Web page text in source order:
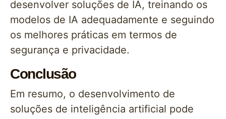
desenvolver soluções de IA, treinando os
modelos de IA adequadamente e seguindo
os melhores práticas em termos de
segurança e privacidade.
Conclusão
Em resumo, o desenvolvimento de
soluções de inteligência artificial pode